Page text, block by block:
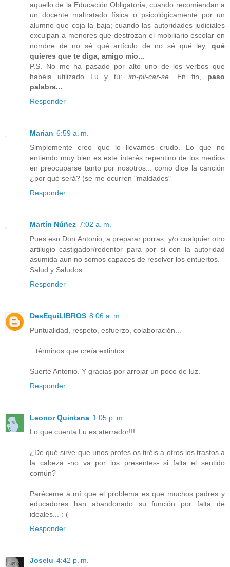
aquello de la Educación Obligatoria; cuando recomiendan a
un docente maltratado física o psicológicamente por un
alumno que coja la baja; cuando las autoridades judiciales
exculpan a menores que destrozan el mobiliario escolar en
nombre de no sé qué artículo de no sé qué ley, qué
quieres que te diga, amigo mío...
P.S. No me ha pasado por alto uno de los verbos que
habéis utilizado Lu y tú: im-pli-car-se. En fin, paso
palabra...
Responder
Marian 6:59 a. m.
Simplemente creo que lo llevamos crudo. Lo que no
entiendo muy bien es este interés repentino de los medios
en preocuparse tanto por nosotros... como dice la canción
¿por qué será? (se me ocurren "maldades"
Responder
Martín Núñez 7:02 a. m.
Pues eso Don Antonio, a preparar porras, y/o cualquier otro
artilugio castigador/redentor para por si con la autoridad
asumida aun no somos capaces de resolver los entuertos.
Salud y Saludos
Responder
DesEquiLIBROS 8:06 a. m.
Puntualidad, respeto, esfuerzo, colaboración...
...términos que creía extintos.
Suerte Antonio. Y gracias por arrojar un poco de luz.
Responder
Leonor Quintana 1:05 p. m.
Lo que cuenta Lu es aterrador!!!
¿De qué sirve que unos profes os tiréis a otros los trastos a
la cabeza -no va por los presentes- si falta el sentido
común?
Paréceme a mí que el problema es que muchos padres y
educadores han abandonado su función por falta de
ideales... :-(
Responder
Joselu 4:42 p. m.